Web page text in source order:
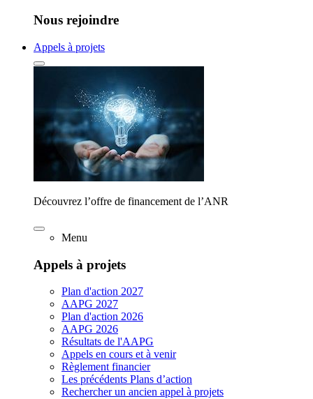
Nous rejoindre
Appels à projets
Découvrez l’offre de financement de l’ANR
Menu
Appels à projets
Plan d'action 2027
AAPG 2027
Plan d'action 2026
AAPG 2026
Résultats de l'AAPG
Appels en cours et à venir
Règlement financier
Les précédents Plans d’action
Rechercher un ancien appel à projets